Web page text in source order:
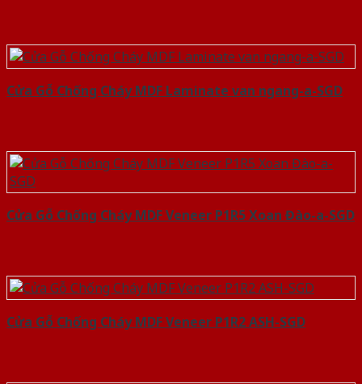
Cửa Gỗ Chống Cháy MDF Laminate van ngang-a-SGD
Cửa Gỗ Chống Cháy MDF Veneer P1R5 Xoan Đào-a-SGD
Cửa Gỗ Chống Cháy MDF Veneer P1R2 ASH-SGD